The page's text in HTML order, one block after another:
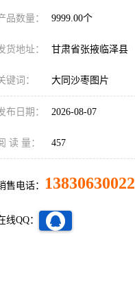
品数量： 9999.00个
货地址： 甘肃省张掖临泽县
键词： 大同沙枣图片
布日期： 2026-08-07
读 量： 457
售电话： 13830630022
线QQ：